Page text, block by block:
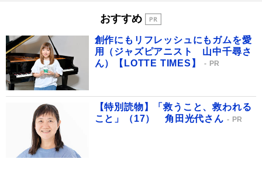
おすすめ
創作にもリフレッシュにもガムを愛
用（ジャズピアニスト 山中千尋さ
ん）【LOTTE TIMES】
PR
【特別読物】「救うこと、救われる
こと」（17） 角田光代さん
PR